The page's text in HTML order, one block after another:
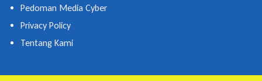
Pedoman Media Cyber
Privacy Policy
Tentang Kami